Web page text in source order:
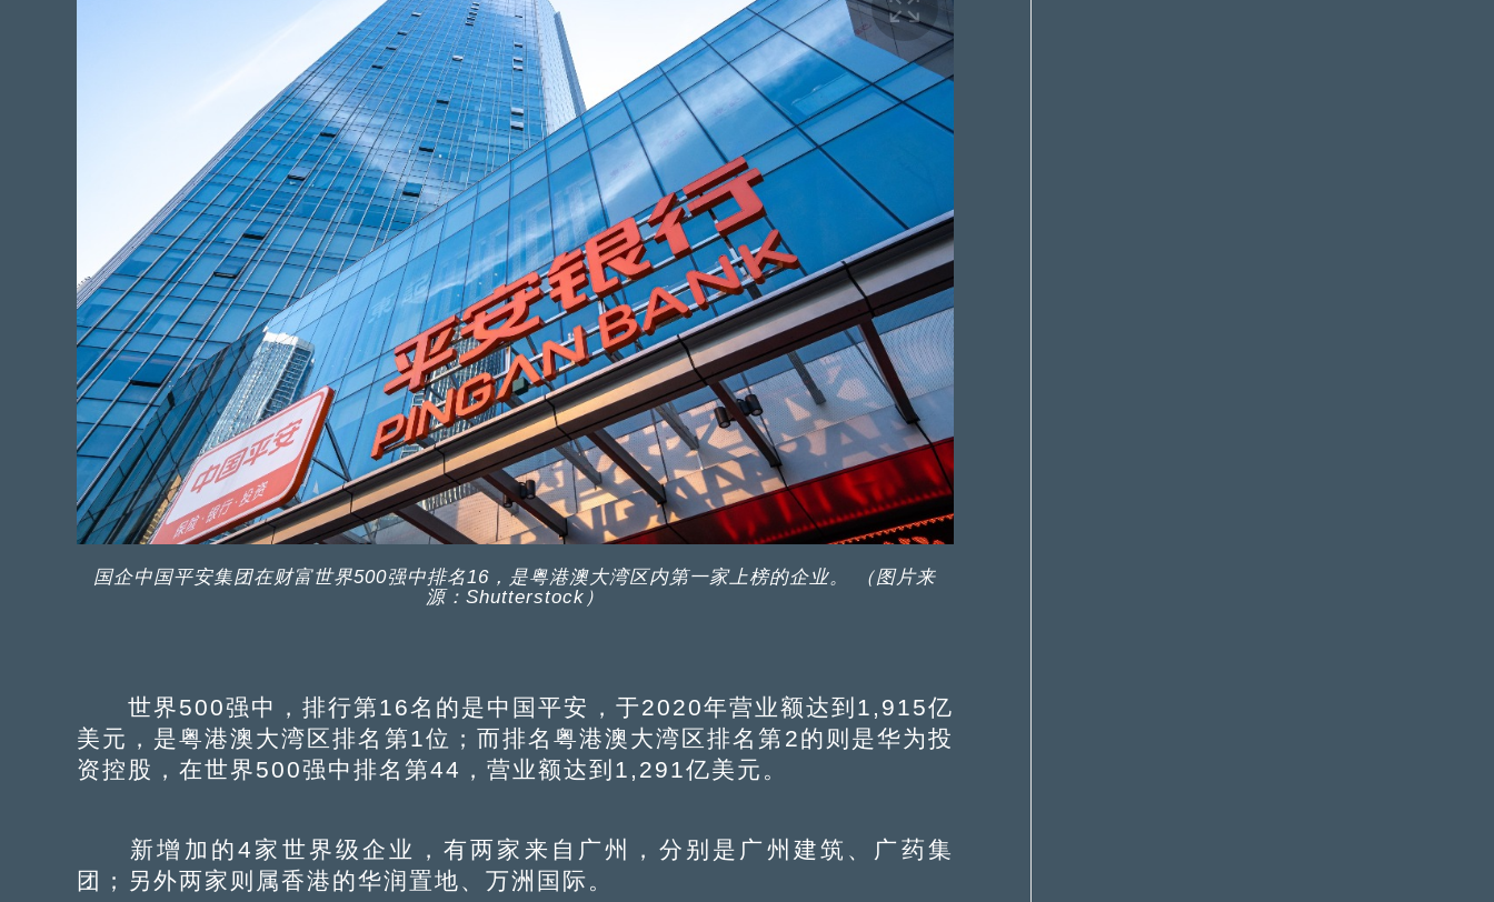
国企中国平安集团在财富世界500强中排名16，是粤港澳大湾区内第一家上榜的企业。 （图片来
源：Shutterstock）
世界500强中，排行第16名的是中国平安，于2020年营业额达到1,915亿
美元，是粤港澳大湾区排名第1位；而排名粤港澳大湾区排名第2的则是华为投
资控股，在世界500强中排名第44，营业额达到1,291亿美元。
新增加的4家世界级企业，有两家来自广州，分别是广州建筑、广药集
团；另外两家则属香港的华润置地、万洲国际。